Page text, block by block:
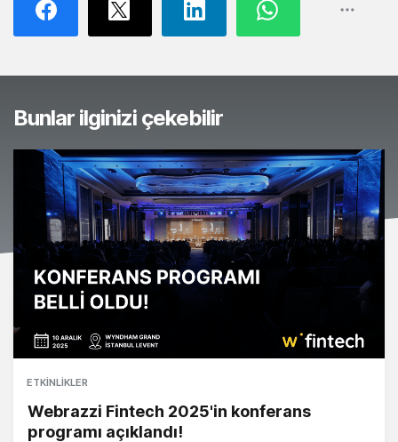
Bunlar ilginizi çekebilir
ETKINLIKLER
Webrazzi Fintech 2025'in konferans
programı açıklandı!